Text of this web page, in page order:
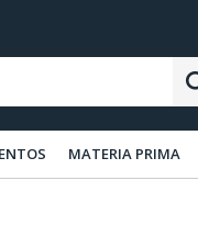
MATERIA PRIMA